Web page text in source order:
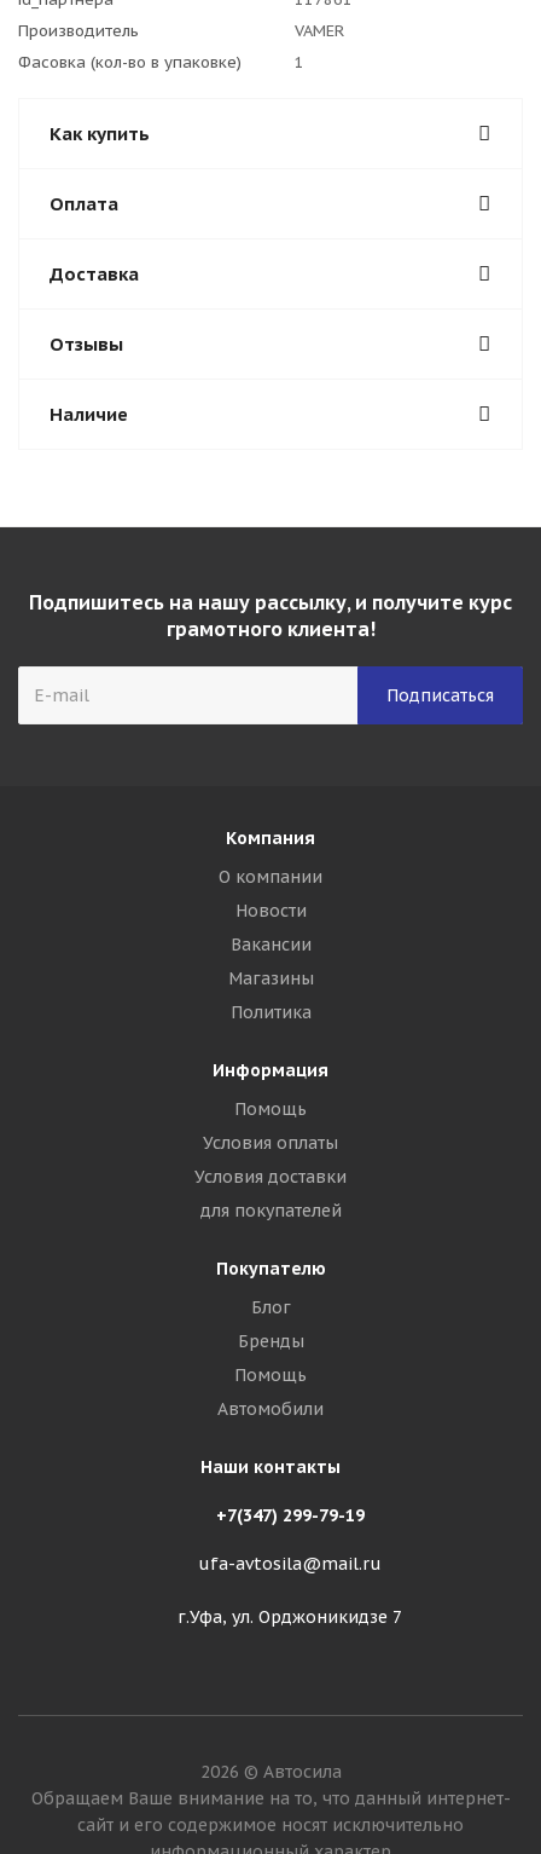
Производитель
VAMER
Фасовка (кол-во в упаковке)
1
Как купить
Оплата
Доставка
Отзывы
Наличие
Подпишитесь на нашу рассылку, и получите курс
грамотного клиента!
Компания
О компании
Новости
Вакансии
Магазины
Политика
Информация
Помощь
Условия оплаты
Условия доставки
для покупателей
Покупателю
Блог
Бренды
Помощь
Автомобили
Наши контакты
+7(347) 299-79-19
ufa-avtosila@mail.ru
г.Уфа, ул. Орджоникидзе 7
2026 © Автосила
Обращаем Ваше внимание на то, что данный интернет-
сайт и его содержимое носят исключительно